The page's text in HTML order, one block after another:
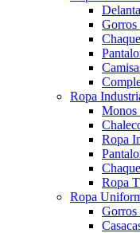
Gorros
Ropa
Monos
Ropa
Ropa
Ropa
Gorros